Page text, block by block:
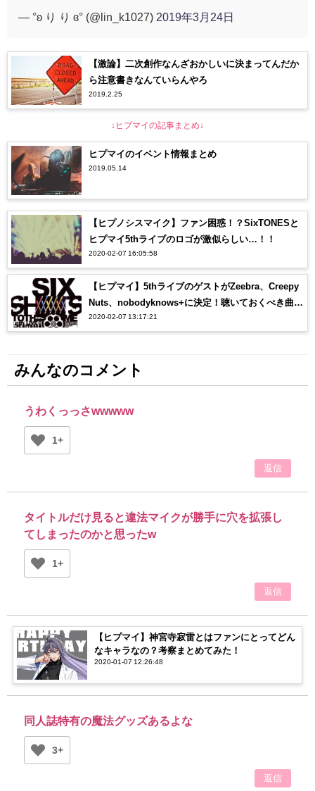
— °ʚ り り ɞ° (@lin_k1027) 2019年3月24日
【激論】二次創作なんざおかしいに決まってんだか
ら注意書きなんていらんやろ
2019.2.25
↓ヒプマイの記事まとめ↓
ヒプマイのイベント情報まとめ
2019.05.14
【ヒプノシスマイク】ファン困惑！？SixTONESと
ヒプマイ5thライブのロゴが激似らしい…！！
2020-02-07 16:05:58
【ヒプマイ】5thライブのゲストがZeebra、Creepy
Nuts、nobodyknows+に決定！聴いておくべき曲
は？？
2020-02-07 13:17:21
みんなのコメント
うわくっっさwwwww
1+
返信
タイトルだけ見ると違法マイクが勝手に穴を拡張し
てしまったのかと思ったw
1+
返信
【ヒプマイ】神宮寺寂雷とはファンにとってどん
なキャラなの？考察まとめてみた！
2020-01-07 12:26:48
同人誌特有の魔法グッズあるよな
3+
返信